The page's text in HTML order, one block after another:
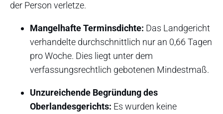
der Person verletze.
Mangelhafte Terminsdichte: Das Landgericht
verhandelte durchschnittlich nur an 0,66 Tagen
pro Woche. Dies liegt unter dem
verfassungsrechtlich gebotenen Mindestmaß.
Unzureichende Begründung des
Oberlandesgerichts: Es wurden keine